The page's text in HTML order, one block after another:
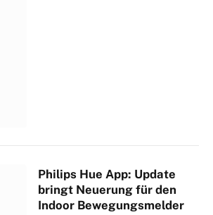
Philips Hue App: Update
bringt Neuerung für den
Indoor Bewegungsmelder